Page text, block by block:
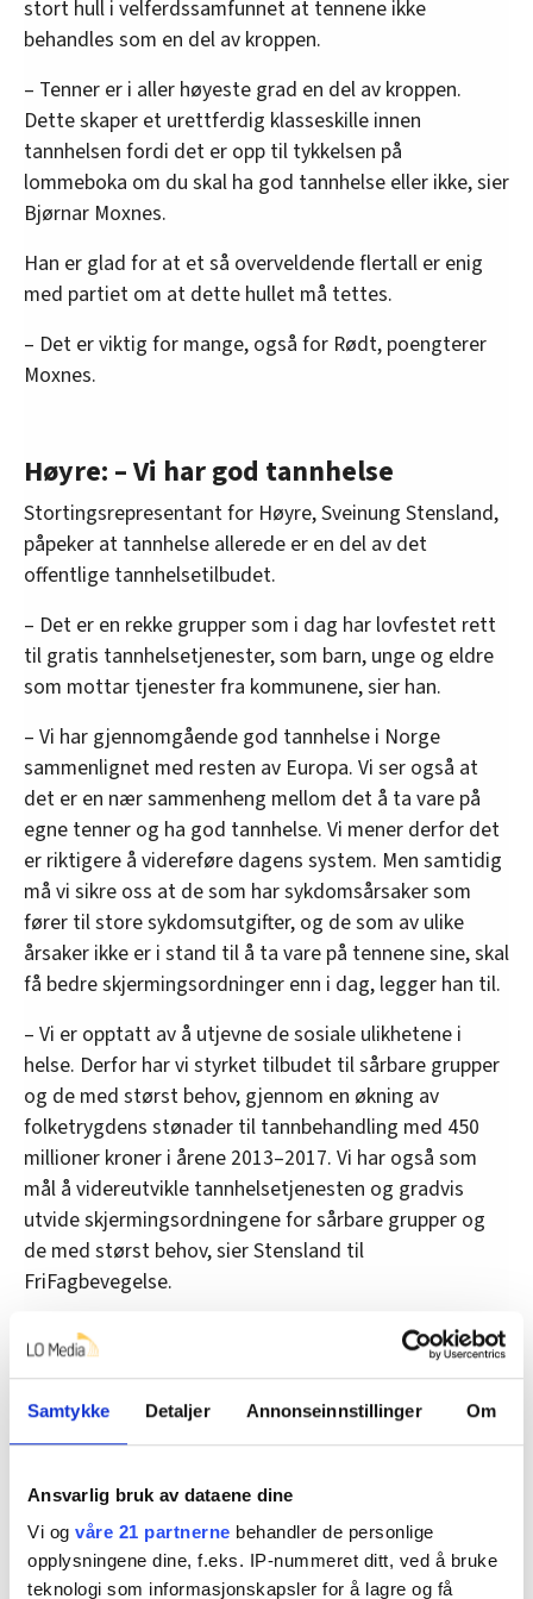
Samtykke Detaljer Annonseinnstillinger Om
Ansvarlig bruk av dataene dine
Vi og våre 21 partnerne behandler de personlige
opplysningene dine, f.eks. IP-nummeret ditt, ved å bruke
teknologi som informasjonskapsler for å lagre og få
stort hull i velferdssamfunnet at tennene ikke
behandles som en del av kroppen.
– Tenner er i aller høyeste grad en del av kroppen.
Dette skaper et urettferdig klasseskille innen
tannhelsen fordi det er opp til tykkelsen på
lommeboka om du skal ha god tannhelse eller ikke, sier
Bjørnar Moxnes.
Han er glad for at et så overveldende flertall er enig
med partiet om at dette hullet må tettes.
– Det er viktig for mange, også for Rødt, poengterer
Moxnes.
Høyre: – Vi har god tannhelse
Stortingsrepresentant for Høyre, Sveinung Stensland,
påpeker at tannhelse allerede er en del av det
offentlige tannhelsetilbudet.
– Det er en rekke grupper som i dag har lovfestet rett
til gratis tannhelsetjenester, som barn, unge og eldre
som mottar tjenester fra kommunene, sier han.
– Vi har gjennomgående god tannhelse i Norge
sammenlignet med resten av Europa. Vi ser også at
det er en nær sammenheng mellom det å ta vare på
egne tenner og ha god tannhelse. Vi mener derfor det
er riktigere å videreføre dagens system. Men samtidig
må vi sikre oss at de som har sykdomsårsaker som
fører til store sykdomsutgifter, og de som av ulike
årsaker ikke er i stand til å ta vare på tennene sine, skal
få bedre skjermingsordninger enn i dag, legger han til.
– Vi er opptatt av å utjevne de sosiale ulikhetene i
helse. Derfor har vi styrket tilbudet til sårbare grupper
og de med størst behov, gjennom en økning av
folketrygdens stønader til tannbehandling med 450
millioner kroner i årene 2013–2017. Vi har også som
mål å videreutvikle tannhelsetjenesten og gradvis
utvide skjermingsordningene for sårbare grupper og
de med størst behov, sier Stensland til
FriFagbevegelse.
Hør podkasten om Ramona, en av mange tusen
nordmenn som sliter med tannhelsen og ikke har
under podkasten):